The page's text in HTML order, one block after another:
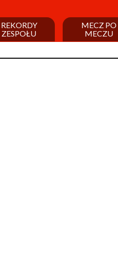
REKORDY
ZESPOŁU
MECZ PO
MECZU